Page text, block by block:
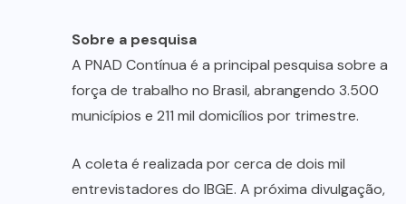
Sobre a pesquisa
A PNAD Contínua é a principal pesquisa sobre a
força de trabalho no Brasil, abrangendo 3.500
municípios e 211 mil domicílios por trimestre.
A coleta é realizada por cerca de dois mil
entrevistadores do IBGE. A próxima divulgação,